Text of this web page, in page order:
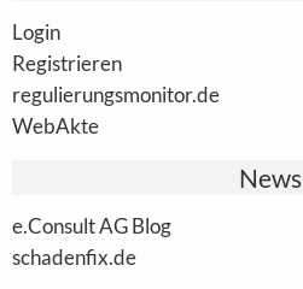
Login
Registrieren
regulierungsmonitor.de
WebAkte
News
e.Consult AG Blog
schadenfix.de